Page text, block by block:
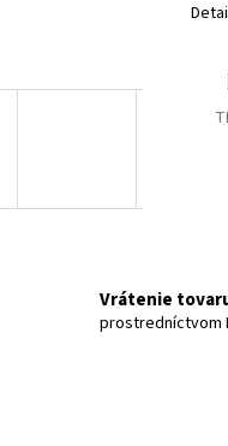
Vrátenie
prostredníctvom